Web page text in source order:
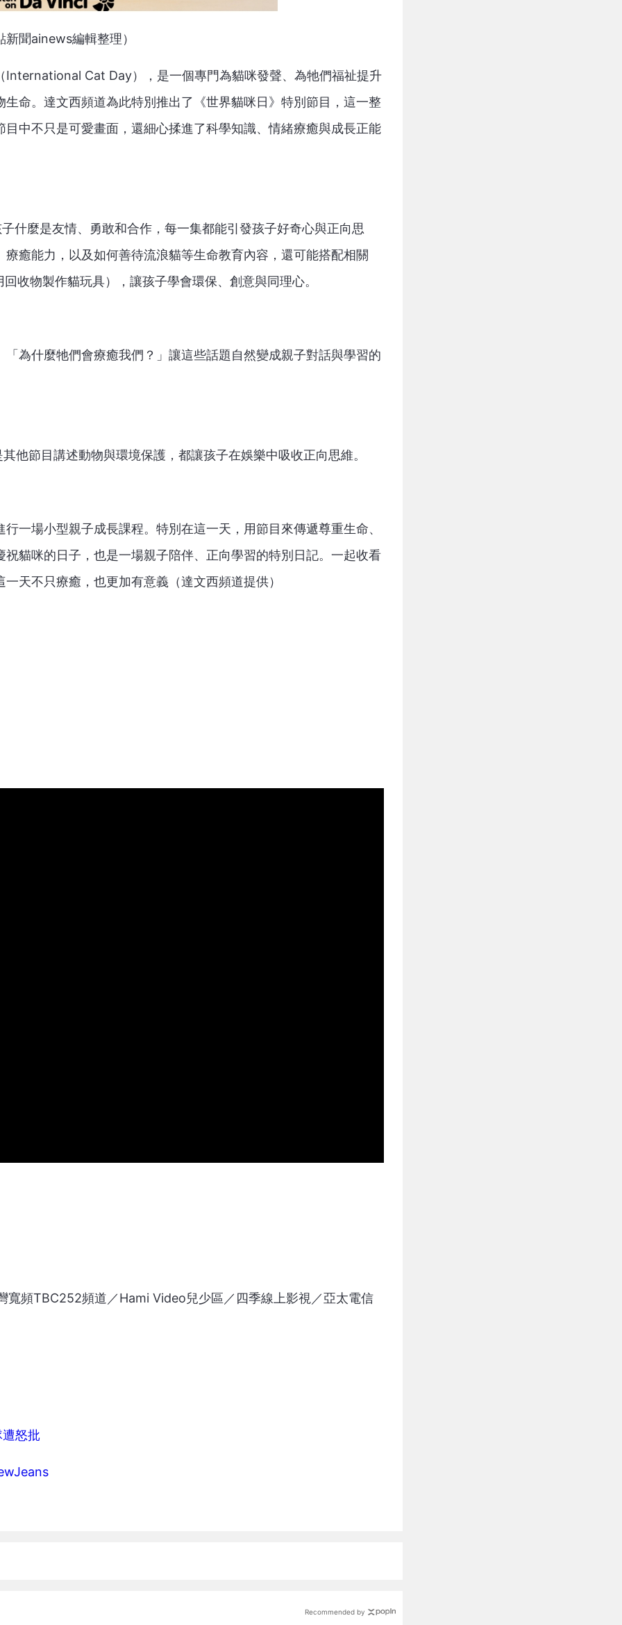
新聞ainews編輯整理）
International Cat Day），是一個專門為貓咪發聲、為牠們福祉提升
命。達文西頻道為此特別推出了《世界貓咪日》特別節目，這一整
中不只是可愛畫面，還細心揉進了科學知識、情緒療癒與成長正能
什麼是友情、勇敢和合作，每一集都能引發孩子好奇心與正向思
癒能力，以及如何善待流浪貓等生命教育內容，還可能搭配相關
收物製作貓玩具），讓孩子學會環保、創意與同理心。
為什麼牠們會療癒我們？」讓這些話題自然變成親子對話與學習的
他節目講述動物與環境保護，都讓孩子在娛樂中吸收正向思維。
一場小型親子成長課程。特別在這一天，用節目來傳遞尊重生命、
貓咪的日子，也是一場親子陪伴、正向學習的特別日記。一起收看
天不只療癒，也更加有意義（達文西頻道提供）
頻TBC252頻道／Hami Video兒少區／四季線上影視／亞太電信
怒批
Recommended by